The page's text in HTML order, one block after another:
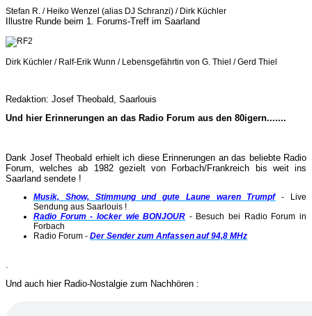
Stefan R. / Heiko Wenzel (alias DJ Schranzi) / Dirk Küchler
Illustre Runde beim 1. Forums-Treff im Saarland
Dirk Küchler / Ralf-Erik Wunn / Lebensgefährtin von G. Thiel / Gerd Thiel
Redaktion: Josef Theobald, Saarlouis
Und hier Erinnerungen an das Radio Forum aus den 80igern.......
Dank Josef Theobald erhielt ich diese Erinnerungen an das beliebte Radio
Forum, welches ab 1982 gezielt von Forbach/Frankreich bis weit ins
Saarland sendete !
Musik, Show, Stimmung und gute Laune waren Trumpf- Live
Sendung aus Saarlouis !
Radio Forum - locker wie BONJOUR - Besuch bei Radio Forum in
Forbach
Radio Forum - Der Sender zum Anfassen auf 94,8 MHz
Und auch hier Radio-Nostalgie zum Nachhören :